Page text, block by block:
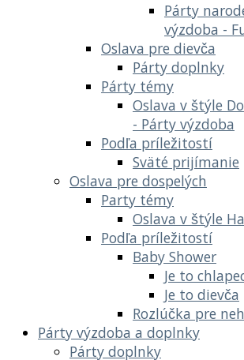
Párty
výzdoba -
Oslava pre dievča
Párty doplnky
Párty témy
Oslava v štýle
- Párty výzdoba
Podľa príležitostí
Sväté prijímanie
Oslava pre dospelých
Party témy
Oslava v štýle
Podľa príležitostí
Baby Shower
Je to
Je to dievča
Rozlúčka pre
Párty výzdoba a doplnky
Párty doplnky